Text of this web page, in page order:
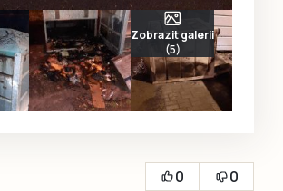
Zobrazit galerii
(5)
0
0